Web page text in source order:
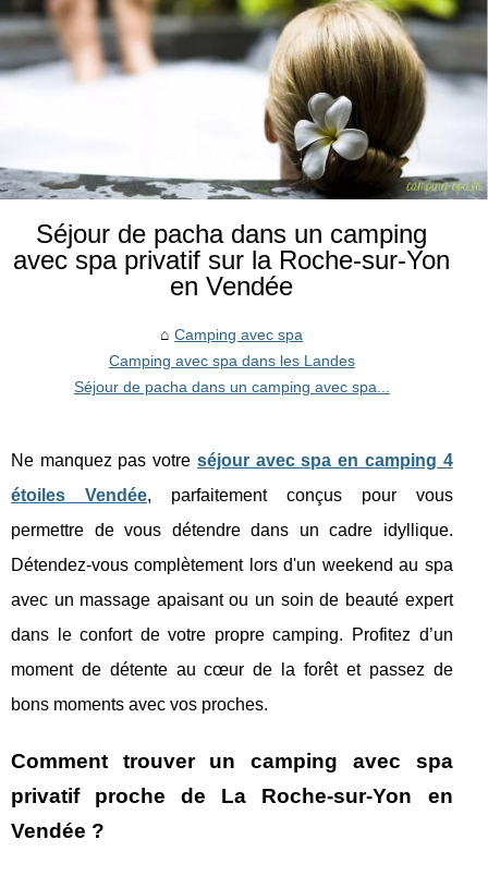
Séjour de pacha dans un camping
avec spa privatif sur la Roche-sur-Yon
en Vendée
Camping avec spa
Camping avec spa dans les Landes
Séjour de pacha dans un camping avec spa...
Ne manquez pas votre séjour avec spa en camping 4
étoiles Vendée, parfaitement conçus pour vous
permettre de vous détendre dans un cadre idyllique.
Détendez-vous complètement lors d'un weekend au spa
avec un massage apaisant ou un soin de beauté expert
dans le confort de votre propre camping. Profitez d’un
moment de détente au cœur de la forêt et passez de
bons moments avec vos proches.
Comment trouver un camping avec spa
privatif proche de La Roche-sur-Yon en
Vendée ?